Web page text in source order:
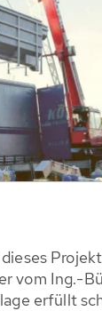
vom Ing.-
erfüllt